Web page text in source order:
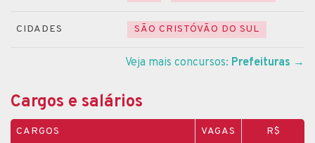
CIDADES SÃO CRISTÓVÃO DO SUL
Veja mais concursos: Prefeituras →
Cargos e salários
CARGOS VAGAS R$